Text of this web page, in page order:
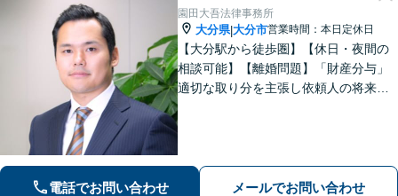
園田大吾法律事務所
大分県|大分市営業時間：本日定休日
【大分駅から徒歩圏】【休日・夜間の
相談可能】【離婚問題】「財産分与」
適切な取り分を主張し依頼人の将来を
どお任せください
電話でお問い合わせ メールでお問い合わせ